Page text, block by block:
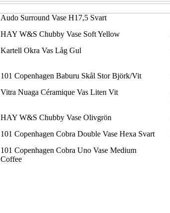
Audo Surround Vase H17,5 Svart
HAY W&S Chubby Vase Soft Yellow
Kartell Okra Vas Låg Gul
101 Copenhagen Baburu Skål Stor Björk/Vit
Vitra Nuaga Céramique Vas Liten Vit
HAY W&S Chubby Vase Olivgrön
101 Copenhagen Cobra Double Vase Hexa Svart
101 Copenhagen Cobra Uno Vase Medium
Coffee